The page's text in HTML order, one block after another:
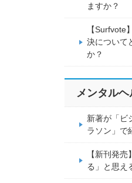
ますか？
【Surfvote
決について
か？
メンタルヘ
新著が「ビ
ラソン」で
【新刊発
る」と思え